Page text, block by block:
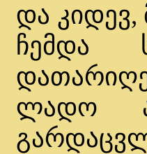
და კიდევ,
ჩემდა
ლადო